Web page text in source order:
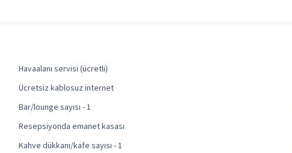
Havaalanı servisi (ücretli)
Ücretsiz kablosuz internet
Bar/lounge sayısı - 1
Resepsiyonda emanet kasası
Kahve dükkanı/kafe sayısı - 1